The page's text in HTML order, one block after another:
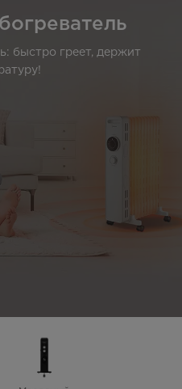
быстро греет, держит